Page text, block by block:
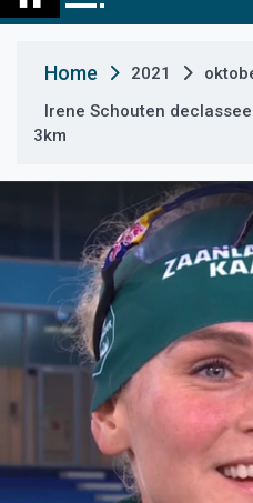
t
Home 2021
Irene Schouten
3km